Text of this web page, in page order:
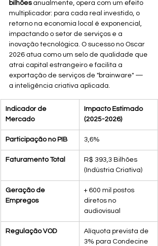
bilhões anualmente, opera com um efeito
multiplicador: para cada real investido, o
retorno na economia local é exponencial,
impactando o setor de serviços e a
inovação tecnológica. O sucesso no Oscar
2026 atua como um selo de qualidade que
atrai capital estrangeiro e facilita a
exportação de serviços de "brainware" —
a inteligência criativa aplicada.
Indicador de
Mercado
Impacto Estimado
(2025-2026)
Participação no PIB 3,6%
Faturamento Total
R$ 393,3 Bilhões
(Indústria Criativa)
Geração de
Empregos
+ 600 mil postos
diretos no
audiovisual
Regulação VOD
Alíquota prevista de
3% para Condecine